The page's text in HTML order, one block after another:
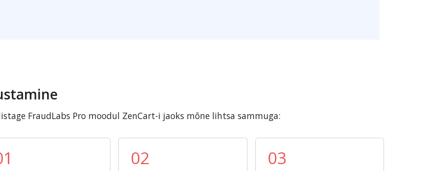
FraudLabs Pro moodul ZenCart-i jaoks mõne lihtsa sammuga:
02 03